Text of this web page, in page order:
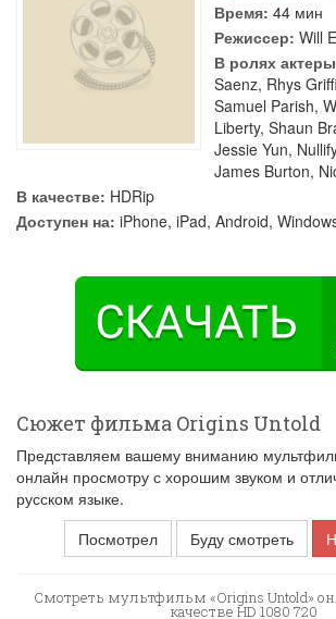
Время: 44 мин
Режиссер: Will
В ролях
Saenz, Rhys
Samuel Parish,
Liberty, Shaun
Jessie Yun, Nullify
James Burton,
В качестве: HDRip
Доступен на: iPhone, iPad, Android,
Сюжет фильма Origins Untold
Представляем вашему вниманию
онлайн просмотру с хорошим звуком и
русском языке.
Посмотрел
Буду смотреть
Смотреть мультфильм «Origins Untold»
качестве HD 1080 720